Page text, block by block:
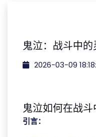
鬼泣：战斗中
2026-03-09
鬼泣如何在战
引言：